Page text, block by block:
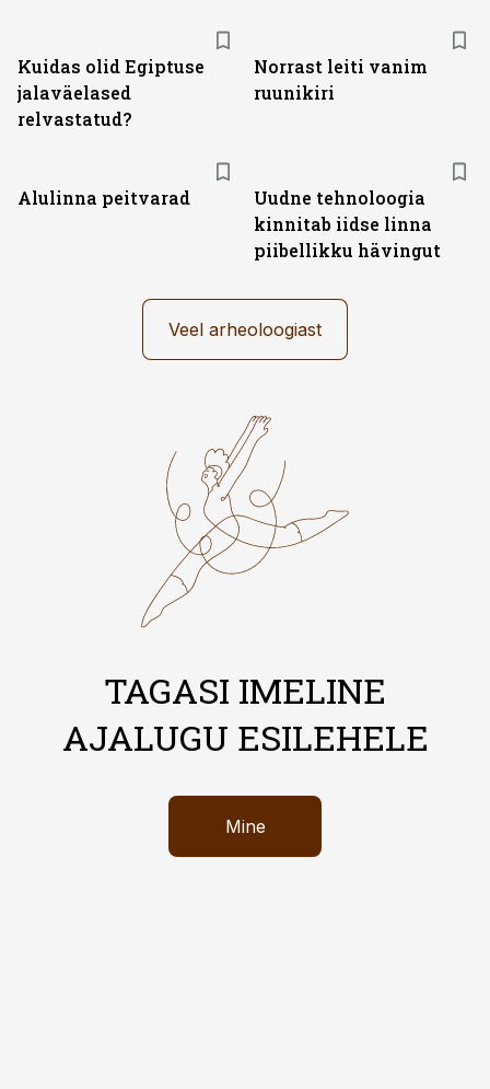
Kuidas olid Egiptuse
jalaväelased
relvastatud?
Norrast leiti vanim
ruunikiri
Alulinna peitvarad
Uudne tehnoloogia
kinnitab iidse linna
piibellikku hävingut
Veel arheoloogiast
TAGASI IMELINE
AJALUGU ESILEHELE
Mine